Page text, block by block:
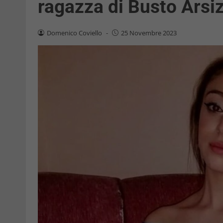
ragazza di Busto
Domenico Coviello - 25 Novembre 2023